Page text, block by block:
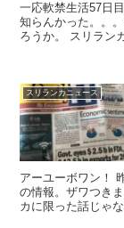
一応軟禁生活57日目。 昨日は「国際ファミリーデー」だっ
知らんかった。。
ろうか。 スリランカのコロナ関連ニュース 今朝の時点で、スリラン
スリランカニュース
アーユーボワン！ 昨日 8月29日、中部キャンディで「地震発生！」
の情報。ザワつきまし
カに限った話じゃ